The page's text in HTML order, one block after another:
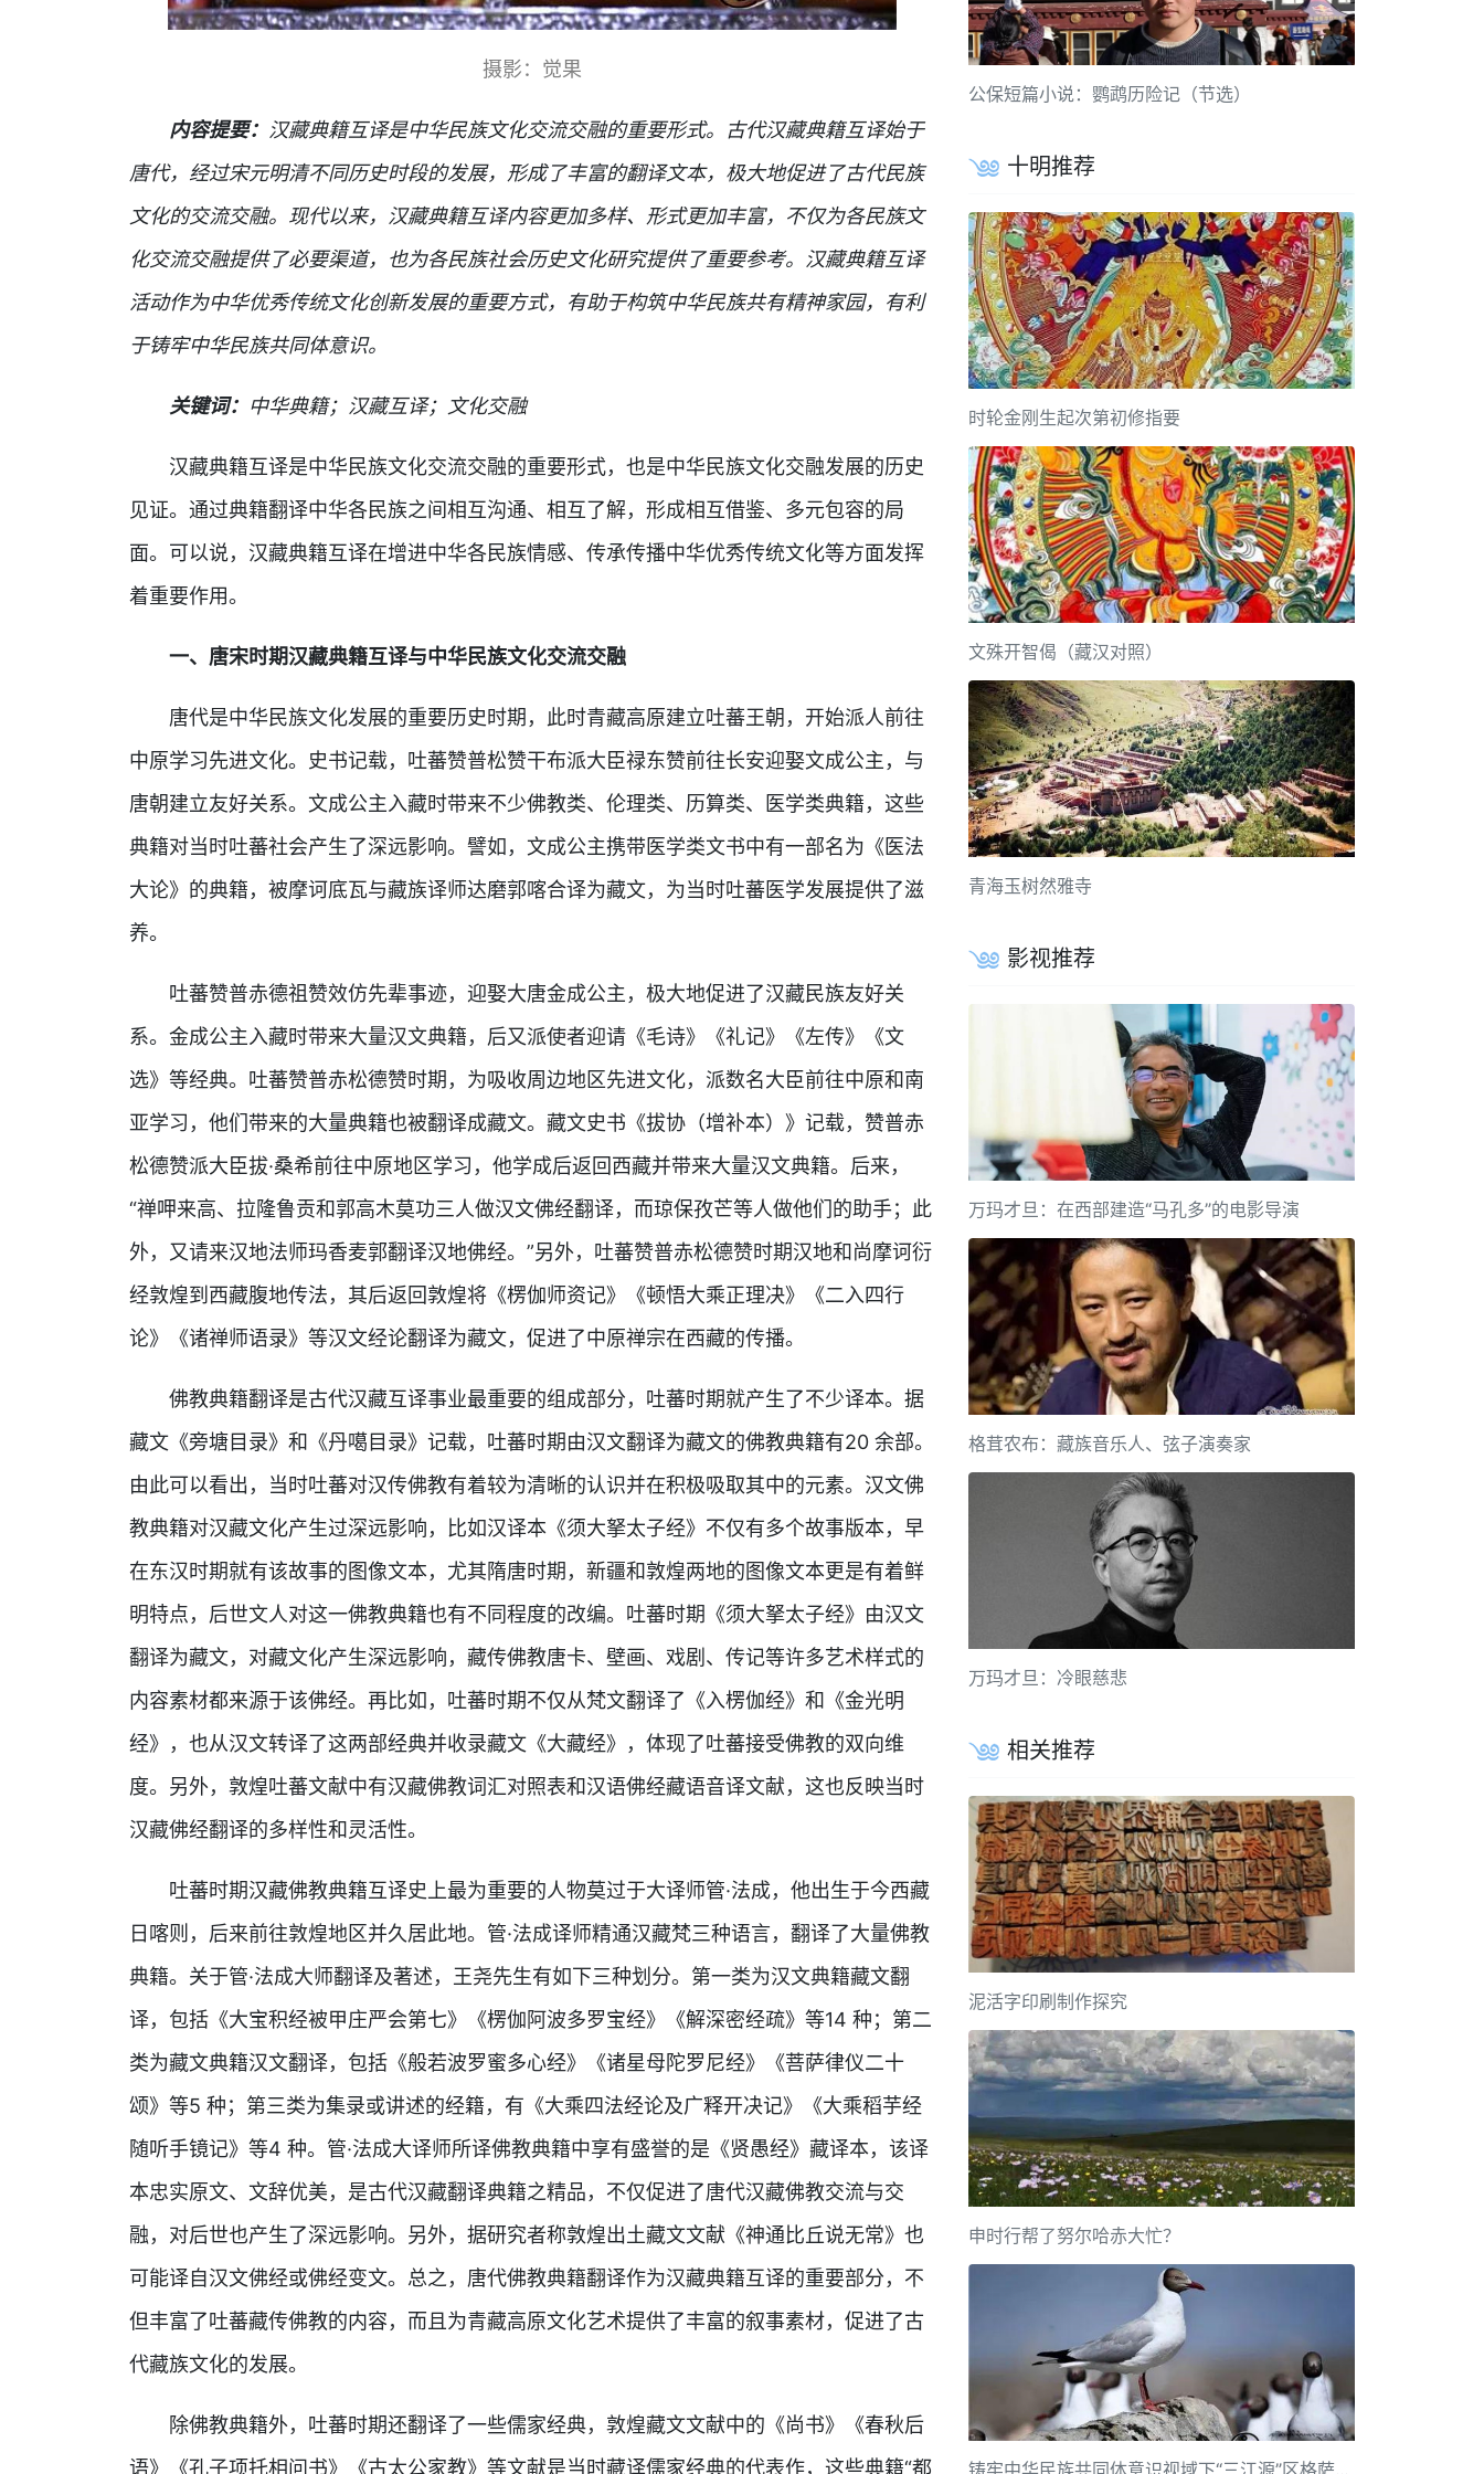
摄影：觉果
内容提要： 汉藏典籍互译是中华民族文化交流交融的重要形式。古代汉藏典籍互译始于
唐代，经过宋元明清不同历史时段的发展，形成了丰富的翻译文本，极大地促进了古代民族
文化的交流交融。现代以来，汉藏典籍互译内容更加多样、形式更加丰富，不仅为各民族文
化交流交融提供了必要渠道，也为各民族社会历史文化研究提供了重要参考。汉藏典籍互译
活动作为中华优秀传统文化创新发展的重要方式，有助于构筑中华民族共有精神家园，有利
于铸牢中华民族共同体意识。
关键词： 中华典籍；汉藏互译；文化交融
汉藏典籍互译是中华民族文化交流交融的重要形式，也是中华民族文化交融发展的历史
见证。通过典籍翻译中华各民族之间相互沟通、相互了解，形成相互借鉴、多元包容的局
面。可以说，汉藏典籍互译在增进中华各民族情感、传承传播中华优秀传统文化等方面发挥
着重要作用。
一、唐宋时期汉藏典籍互译与中华民族文化交流交融
唐代是中华民族文化发展的重要历史时期，此时青藏高原建立吐蕃王朝，开始派人前往
中原学习先进文化。史书记载，吐蕃赞普松赞干布派大臣禄东赞前往长安迎娶文成公主，与
唐朝建立友好关系。文成公主入藏时带来不少佛教类、伦理类、历算类、医学类典籍，这些
典籍对当时吐蕃社会产生了深远影响。譬如，文成公主携带医学类文书中有一部名为《医法
大论》的典籍，被摩诃底瓦与藏族译师达磨郭喀合译为藏文，为当时吐蕃医学发展提供了滋
养。
吐蕃赞普赤德祖赞效仿先辈事迹，迎娶大唐金成公主，极大地促进了汉藏民族友好关
系。金成公主入藏时带来大量汉文典籍，后又派使者迎请《毛诗》《礼记》《左传》《文
选》等经典。吐蕃赞普赤松德赞时期，为吸收周边地区先进文化，派数名大臣前往中原和南
亚学习，他们带来的大量典籍也被翻译成藏文。藏文史书《拔协（增补本）》记载，赞普赤
松德赞派大臣拔·桑希前往中原地区学习，他学成后返回西藏并带来大量汉文典籍。后来，
“禅呷来高、拉隆鲁贡和郭高木莫功三人做汉文佛经翻译，而琼保孜芒等人做他们的助手；此
外，又请来汉地法师玛香麦郭翻译汉地佛经。”另外，吐蕃赞普赤松德赞时期汉地和尚摩诃衍
经敦煌到西藏腹地传法，其后返回敦煌将《楞伽师资记》《顿悟大乘正理决》《二入四行
论》《诸禅师语录》等汉文经论翻译为藏文，促进了中原禅宗在西藏的传播。
佛教典籍翻译是古代汉藏互译事业最重要的组成部分，吐蕃时期就产生了不少译本。据
藏文《旁塘目录》和《丹噶目录》记载，吐蕃时期由汉文翻译为藏文的佛教典籍有20 余部。
由此可以看出，当时吐蕃对汉传佛教有着较为清晰的认识并在积极吸取其中的元素。汉文佛
教典籍对汉藏文化产生过深远影响，比如汉译本《须大拏太子经》不仅有多个故事版本，早
在东汉时期就有该故事的图像文本，尤其隋唐时期，新疆和敦煌两地的图像文本更是有着鲜
明特点，后世文人对这一佛教典籍也有不同程度的改编。吐蕃时期《须大拏太子经》由汉文
翻译为藏文，对藏文化产生深远影响，藏传佛教唐卡、壁画、戏剧、传记等许多艺术样式的
内容素材都来源于该佛经。再比如，吐蕃时期不仅从梵文翻译了《入楞伽经》和《金光明
经》，也从汉文转译了这两部经典并收录藏文《大藏经》，体现了吐蕃接受佛教的双向维
度。另外，敦煌吐蕃文献中有汉藏佛教词汇对照表和汉语佛经藏语音译文献，这也反映当时
汉藏佛经翻译的多样性和灵活性。
吐蕃时期汉藏佛教典籍互译史上最为重要的人物莫过于大译师管·法成，他出生于今西藏
日喀则，后来前往敦煌地区并久居此地。管·法成译师精通汉藏梵三种语言，翻译了大量佛教
典籍。关于管·法成大师翻译及著述，王尧先生有如下三种划分。第一类为汉文典籍藏文翻
译，包括《大宝积经被甲庄严会第七》《楞伽阿波多罗宝经》《解深密经疏》等14 种；第二
类为藏文典籍汉文翻译，包括《般若波罗蜜多心经》《诸星母陀罗尼经》《菩萨律仪二十
颂》等5 种；第三类为集录或讲述的经籍，有《大乘四法经论及广释开决记》《大乘稻芋经
随听手镜记》等4 种。管·法成大译师所译佛教典籍中享有盛誉的是《贤愚经》藏译本，该译
本忠实原文、文辞优美，是古代汉藏翻译典籍之精品，不仅促进了唐代汉藏佛教交流与交
融，对后世也产生了深远影响。另外，据研究者称敦煌出土藏文文献《神通比丘说无常》也
可能译自汉文佛经或佛经变文。总之，唐代佛教典籍翻译作为汉藏典籍互译的重要部分，不
但丰富了吐蕃藏传佛教的内容，而且为青藏高原文化艺术提供了丰富的叙事素材，促进了古
代藏族文化的发展。
除佛教典籍外，吐蕃时期还翻译了一些儒家经典，敦煌藏文文献中的《尚书》《春秋后
语》《孔子项托相问书》《古太公家教》等文献是当时藏译儒家经典的代表作，这些典籍“都
公保短篇小说：鹦鹉历险记（节选）
十明推荐
时轮金刚生起次第初修指要
文殊开智偈（藏汉对照）
青海玉树然雅寺
影视推荐
万玛才旦：在西部建造“马孔多”的电影导演
格茸农布：藏族音乐人、弦子演奏家
万玛才旦：冷眼慈悲
相关推荐
泥活字印刷制作探究
申时行帮了努尔哈赤大忙？